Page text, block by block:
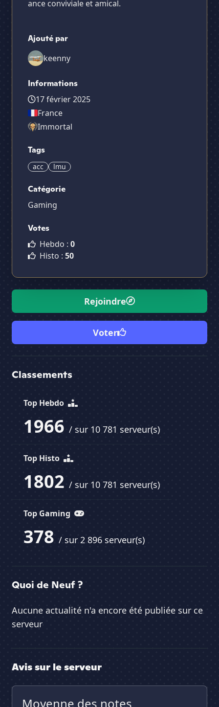
ance conviviale et amical.
Ajouté par
keenny
Informations
17 février 2025
France
Immortal
Tags
acc lmu
Catégorie
Gaming
Votes
Hebdo : 0
Histo : 50
Rejoindre
Voter
Classements
Top Hebdo
1966 / sur 10 781 serveur(s)
Top Histo
1802 / sur 10 781 serveur(s)
Top Gaming
378 / sur 2 896 serveur(s)
Quoi de Neuf ?
Aucune actualité n'a encore été publiée sur ce
serveur
Avis sur le serveur
Moyenne des notes